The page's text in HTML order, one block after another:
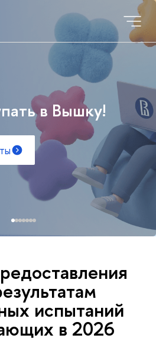
в Вышку!
испытаний
в 2026